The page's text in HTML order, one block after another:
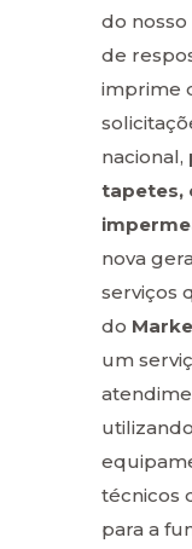
do
de
imprime
nacional,
tapetes,
nova
serviços
do
um
técnicos
para a